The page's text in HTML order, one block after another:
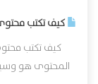
كيف تكتب
كيف تكتب
المحتوى هو